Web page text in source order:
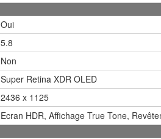
Oui
5.8
Non
Super Retina XDR OLED
2436 x 1125
Ecran HDR, Affichage True Tone,